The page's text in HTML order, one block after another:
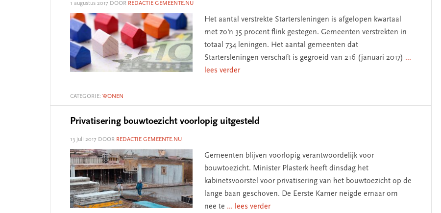
1 augustus 2017 DOOR REDACTIE GEMEENTE.NU
Het aantal verstrekte Startersleningen is afgelopen kwartaal
met zo'n 35 procent flink gestegen. Gemeenten verstrekten in
totaal 734 leningen. Het aantal gemeenten dat
Startersleningen verschaft is gegroeid van 216 (januari 2017) ...
lees verder
CATEGORIE: WONEN
Privatisering bouwtoezicht voorlopig uitgesteld
13 juli 2017 DOOR REDACTIE GEMEENTE.NU
Gemeenten blijven voorlopig verantwoordelijk voor
bouwtoezicht. Minister Plasterk heeft dinsdag het
kabinetsvoorstel voor privatisering van het bouwtoezicht op de
lange baan geschoven. De Eerste Kamer neigde ernaar om
nee te ... lees verder